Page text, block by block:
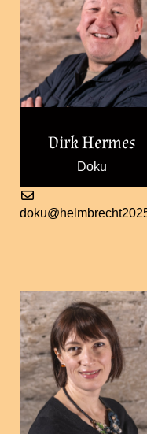
Dirk Hermes
Doku